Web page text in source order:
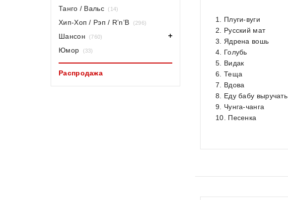
1. Плуги-вуги
2. Русский мат
3. Ядрена вошь
4. Голубь
5. Видак
6. Теща
7. Вдова
8. Еду бабу выручать
9. Чунга-чанга
10. Песенка
Танго / Вальс (14)
Хип-Хоп / Рэп / R’n’B (296)
Шансон (760)
Юмор (33)
Распродажа